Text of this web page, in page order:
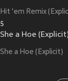
Hit 'em Remix
5
She a Hoe
She a Hoe (Explicit)